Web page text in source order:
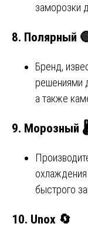
заморозки
8. Полярный
Бренд,
решениями
а также
9. Морозный
быстрого
10. Unox 🔄